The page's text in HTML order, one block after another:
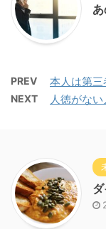
PREV 本人は第三
NEXT 人徳がない